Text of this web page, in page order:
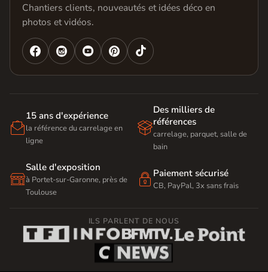
Chantiers clients, nouveautés et idées déco en
photos et vidéos.
   

15 ans d'expérience
la référence du carrelage en
ligne

Des milliers de
références
carrelage, parquet, salle de
bain

Salle d'exposition
à Portet-sur-Garonne, près de
Toulouse
 Paiement sécurisé
CB, PayPal, 3x sans frais
ILS PARLENT DE NOUS